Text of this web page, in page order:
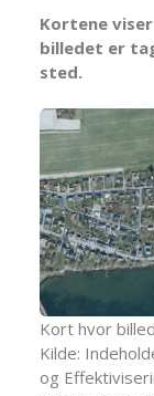
Kortene
billedet er
sted.
Kort hvor
Kilde:
og